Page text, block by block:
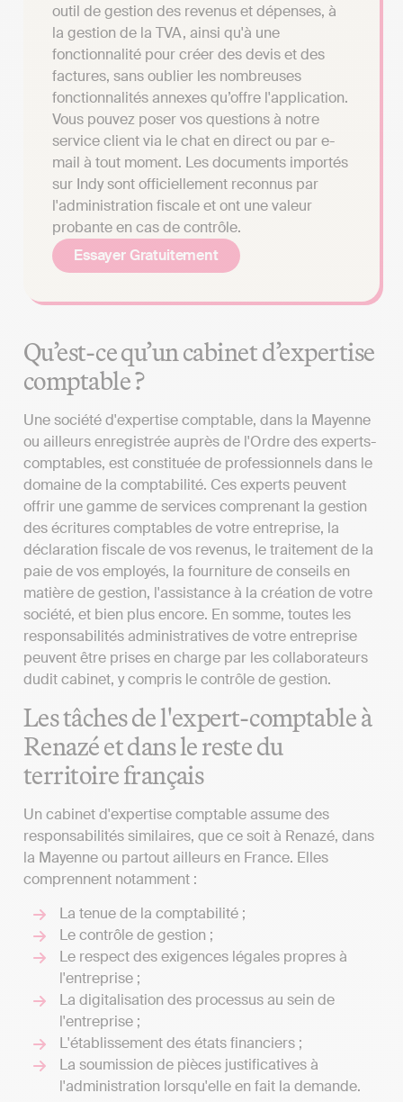
outil de gestion des revenus et dépenses, à
la gestion de la TVA, ainsi qu'à une
fonctionnalité pour créer des devis et des
factures, sans oublier les nombreuses
fonctionnalités annexes qu’offre l'application.
Vous pouvez poser vos questions à notre
service client via le chat en direct ou par e-
mail à tout moment. Les documents importés
sur Indy sont officiellement reconnus par
l'administration fiscale et ont une valeur
probante en cas de contrôle.
Essayer Gratuitement
Qu’est-ce qu’un cabinet d’expertise
comptable ?
Une société d'expertise comptable, dans la Mayenne
ou ailleurs enregistrée auprès de l'Ordre des experts-
comptables, est constituée de professionnels dans le
domaine de la comptabilité. Ces experts peuvent
offrir une gamme de services comprenant la gestion
des écritures comptables de votre entreprise, la
déclaration fiscale de vos revenus, le traitement de la
paie de vos employés, la fourniture de conseils en
matière de gestion, l'assistance à la création de votre
société, et bien plus encore. En somme, toutes les
responsabilités administratives de votre entreprise
peuvent être prises en charge par les collaborateurs
dudit cabinet, y compris le contrôle de gestion.
Les tâches de l'expert-comptable à
Renazé et dans le reste du
territoire français
Un cabinet d'expertise comptable assume des
responsabilités similaires, que ce soit à Renazé, dans
la Mayenne ou partout ailleurs en France. Elles
comprennent notamment :
La tenue de la comptabilité ;
Le contrôle de gestion ;
Le respect des exigences légales propres à
l'entreprise ;
La digitalisation des processus au sein de
l'entreprise ;
L'établissement des états financiers ;
La soumission de pièces justificatives à
l'administration lorsqu'elle en fait la demande.